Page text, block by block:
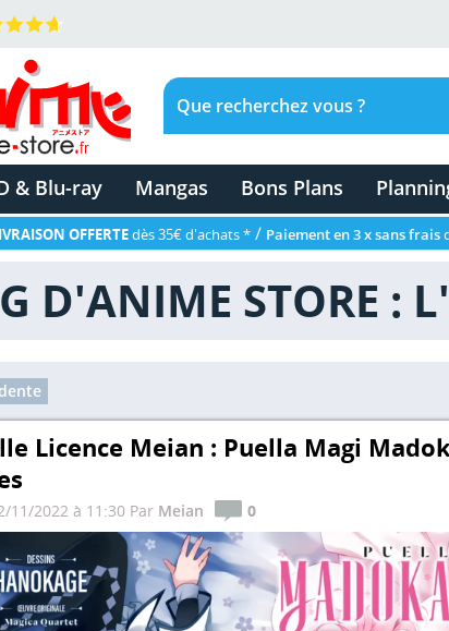
& Blu-ray Mangas Bons Plans
OFFERTEdès 35€ d'achats * / Paiement en 3 x sans frais
D'ANIME STORE :
Licence Meian : Puella Magi
11/2022 à 11:30 Par Meian 0